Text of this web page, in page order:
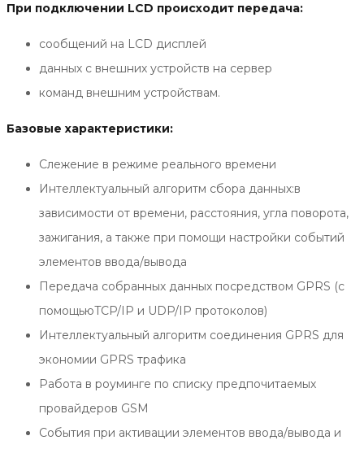
При подключении LCD происходит передача:
сообщений на LCD дисплей
данных с внешних устройств на сервер
команд внешним устройствам.
Базовые характеристики:
Слежение в режиме реального времени
Интеллектуальный алгоритм сбора данных:в
зависимости от времени, расстояния, угла поворота,
зажигания, а также при помощи настройки событий
элементов ввода/вывода
Передача собранных данных посредством GPRS (с
помощьюTCP/IP и UDP/IP протоколов)
Интеллектуальный алгоритм соединения GPRS для
экономии GPRS трафика
Работа в роуминге по списку предпочитаемых
провайдеров GSM
События при активации элементов ввода/вывода и